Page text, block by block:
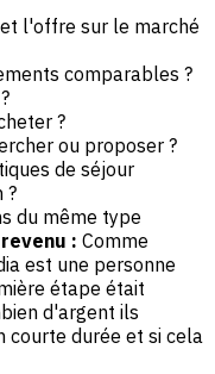
l'offre sur le marché
comparables ?
?
ou proposer ?
de séjour
?
du même type
: Comme
est une personne
étape était
d'argent ils
courte durée et si cela